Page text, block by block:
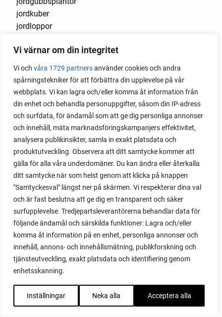
Vi värnar om din integritet
Vi och våra 1729 partnersanvänder cookies och andra
spårningstekniker för att förbättra din upplevelse på vår
webbplats. Vi kan lagra och/eller komma åt information från
din enhet och behandla personuppgifter, såsom din IP-adress
och surfdata, för ändamål som att ge dig personliga annonser
och innehåll, mäta marknadsföringskampanjers effektivitet,
analysera publikinsikter, samla in exakt platsdata och
produktutveckling. Observera att ditt samtycke kommer att
gälla för alla våra underdomäner. Du kan ändra eller återkalla
ditt samtycke när som helst genom att klicka på knappen
"Samtyckesval" längst ner på skärmen. Vi respekterar dina val
och är fast beslutna att ge dig en transparent och säker
surfupplevelse. Tredjepartsleverantörerna behandlar data för
följande ändamål och särskilda funktioner: Lagra och/eller
komma åt information på en enhet, personliga annonser och
innehåll, annons- och innehållsmätning, publikforskning och
tjänsteutveckling, exakt platsdata och identifiering genom
enhetsskanning.
Inställningar Neka alla Acceptera alla
jordkuber
jordloppor
jordprov
josta
jostabär
jubileum
jul
julblommor
julklapp
julklappstips
julmat
julrecept
kailaan
kajplök
kål
kalender
kålfjäril
kalibos
kållarver
kallbänk
kallsådd
kålmal
kålnät